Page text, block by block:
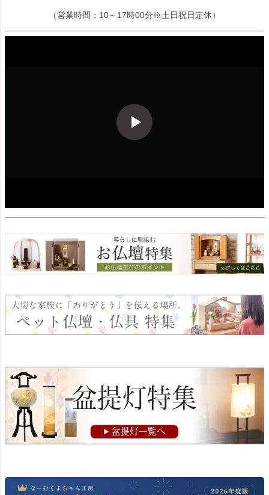
（営業時間：10～17時00分※土日祝日定休）